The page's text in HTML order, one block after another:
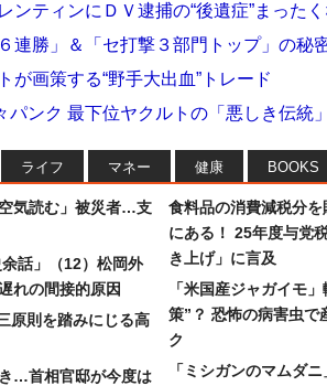
ンティンにＤＶ逮捕の“後遺症”まったく
連勝」＆「セ打撃３部門トップ」の秘
が画策する“野手大出血”トレード
パンク 最下位ヤクルトの「悪しき伝統」
ライフ マネー 健康 BOOKS
気読む」被災者…支
話」（12）松岡外
れの間接的原因
原則を踏みにじる高
…首相官邸が今度は
食料品の消費減税分
にある！ 25年度与党
き上げ」に言及
「米国産ジャガイモ
策”？ 恐怖の病害虫で
ク
「ミシガンのマムダ